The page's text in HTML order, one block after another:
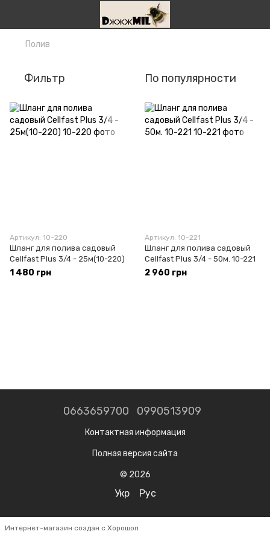
Полив
Фильтр По популярности
Артикул: 10-220
Шланг для полива садовый
Сellfast Plus 3/4 - 25м(10-220)
1 480 грн
Артикул: 10-221
Шланг для полива садовый
Сellfast Plus 3/4 - 50м. 10-221
2 960 грн
0663659700 0990513909
Контактная информация
Полная версия сайта
© 2026
Укр Рус
Интернет-магазин создан с Хорошоп